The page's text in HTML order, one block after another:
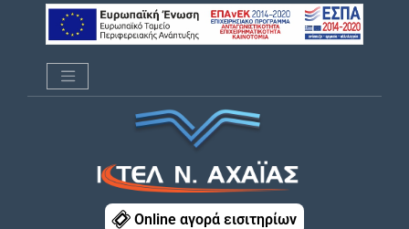
Μετάβαση
ΚΤΕΛ Ν. ΑΧΑΪΑΣOnline αγορά εισιτηρίων